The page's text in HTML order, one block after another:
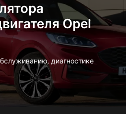
Opel
диагностике